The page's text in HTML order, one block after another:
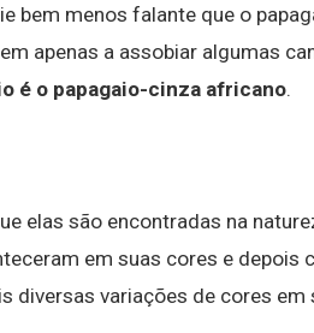
bem menos falante que o
apenas a assobiar algumas
é o papagaio-cinza africano.
elas são encontradas na
em suas cores e depois
diversas variações de cores em